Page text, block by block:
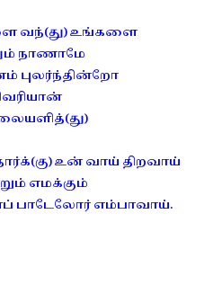
வந்(து) உங்களை
நாணாமே
புலர்ந்தின்றோ
உன் வாய் திறவாய்
எமக்கும்
பாடேலோர் எம்பாவாய்.